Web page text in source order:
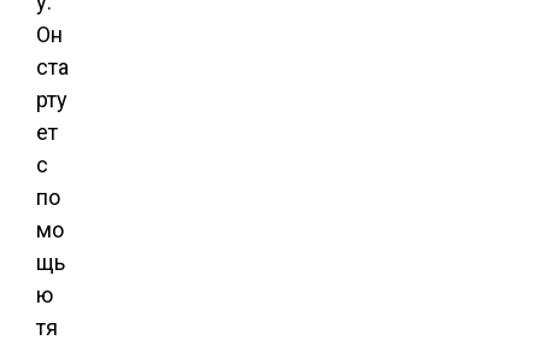
Он
ста
рту
ет
с
по
мо
щь
ю
тя